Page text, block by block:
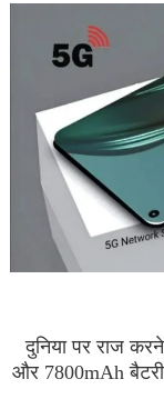
दुनिया पर राज
और 7800mAh बैटरी